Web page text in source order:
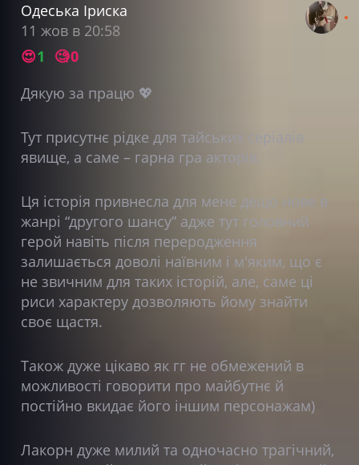
Одеська Іриска
11 жов в 20:58
😍1 🧐0
Дякую за працю 💖
Тут присутнє рідке для тайських серіалів
явище, а саме – гарна гра акторів.
Ця історія привнесла для мене дещо нове в
жанрі “другого шансу” адже тут головний
герой навіть після переродження
залишається доволі наївним і м'яким, що є
не звичним для таких історій, але, саме ці
риси характеру дозволяють йому знайти
своє щастя.
Також дуже цікаво як гг не обмежений в
можливості говорити про майбутнє й
постійно вкидає його іншим персонажам)
Лакорн дуже милий та одночасно трагічний,